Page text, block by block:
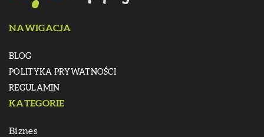
NAWIGACJA
BLOG
POLITYKA PRYWATNOŚCI
REGULAMIN
KATEGORIE
Biznes